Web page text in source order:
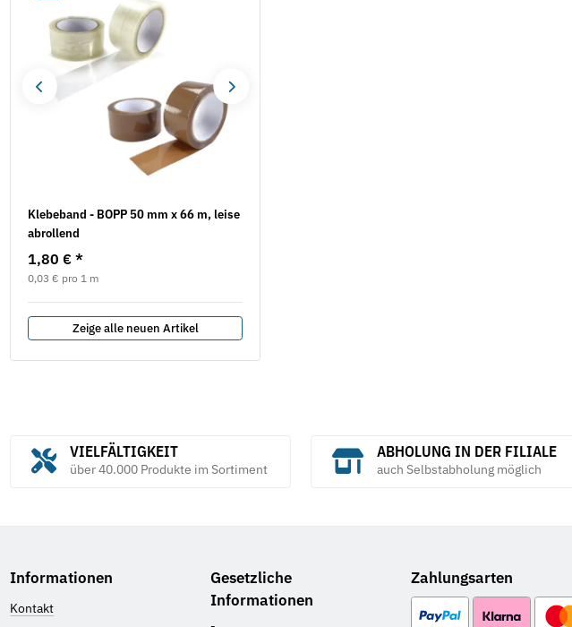
Klebeband - BOPP 50 mm x 66 m, leise
abrollend
1,80 € *
0,03 € pro 1 m
Zeige alle neuen Artikel
VIELFÄLTIGKEIT
über 40.000 Produkte im Sortiment
ABHOLUNG IN DER FILIALE
auch Selbstabholung möglich
Informationen
Kontakt
Gesetzliche
Informationen
Zahlungsarten